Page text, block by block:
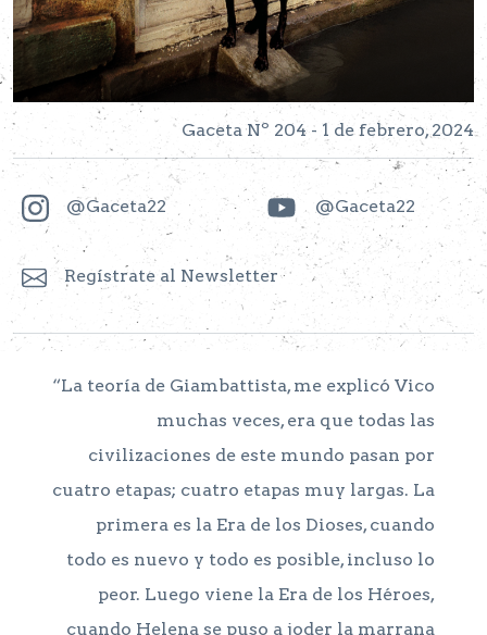
Gaceta Nº 204 - 1 de febrero, 2024
@Gaceta22 @Gaceta22
Regístrate al Newsletter
“La teoría de Giambattista, me explicó Vico
muchas veces, era que todas las
civilizaciones de este mundo pasan por
cuatro etapas; cuatro etapas muy largas. La
primera es la Era de los Dioses, cuando
todo es nuevo y todo es posible, incluso lo
peor. Luego viene la Era de los Héroes,
cuando Helena se puso a joder la marrana